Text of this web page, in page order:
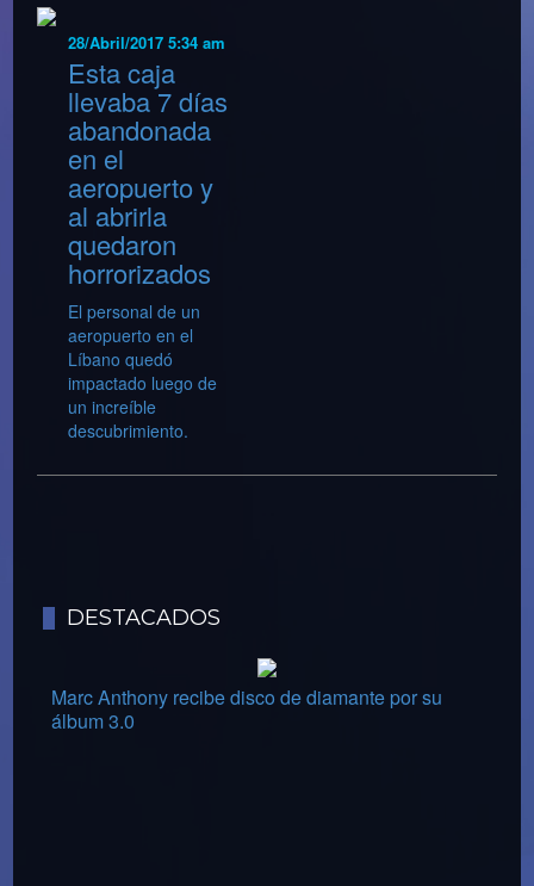
28/Abril/2017 5:34 am
Esta caja
llevaba 7 días
abandonada
en el
aeropuerto y
al abrirla
quedaron
horrorizados
El personal de un
aeropuerto en el
Líbano quedó
impactado luego de
un increíble
descubrimiento.
DESTACADOS
Marc Anthony recibe disco de diamante por su
álbum 3.0